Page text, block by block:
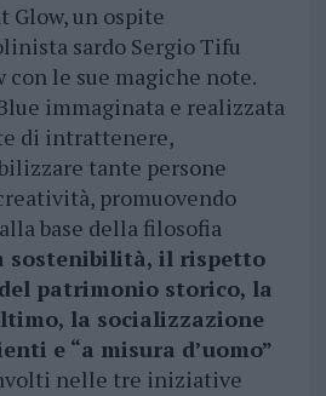
Glow, un ospite
sardo Sergio Tifu
le sue magiche note.
immaginata e realizzata
di intrattenere,
tante persone
promuovendo
base della filosofia
sostenibilità, il rispetto
patrimonio storico, la
la socializzazione
e “a misura d’uomo”
nelle tre iniziative